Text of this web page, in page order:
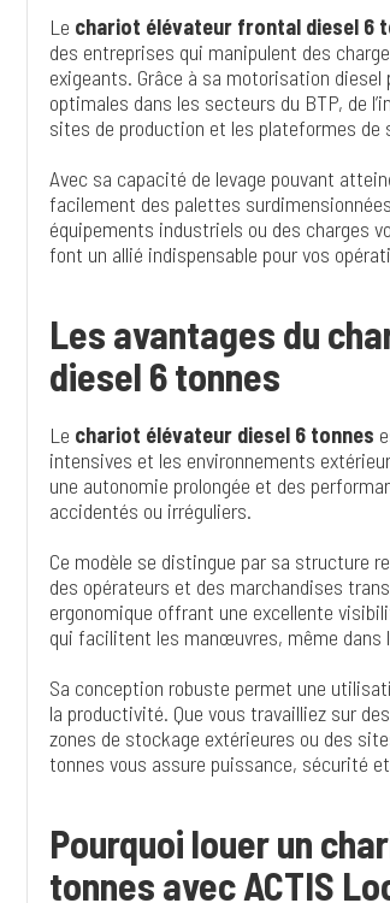
Le chariot élévateur frontal diesel 6
des entreprises qui manipulent des
exigeants. Grâce à sa motorisation
optimales dans les secteurs du BTP, de
sites de production et les plateformes de
Avec sa capacité de levage pouvant
facilement des palettes
équipements industriels ou des charges
font un allié indispensable pour vos
Les avantages du
diesel 6 tonnes
Le chariot élévateur diesel 6 tonnes
intensives et les environnements
une autonomie prolongée et des
accidentés ou irréguliers.
Ce modèle se distingue par sa structure
des opérateurs et des marchandises
ergonomique offrant une excellente
qui facilitent les manœuvres, même dans
Sa conception robuste permet une
la productivité. Que vous travailliez sur
zones de stockage extérieures ou des
tonnes vous assure puissance, sécurité
Pourquoi louer un
tonnes avec ACTIS